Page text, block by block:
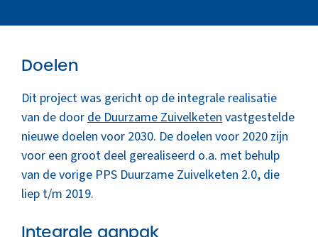
Doelen
Dit project was gericht op de integrale realisatie
van de doorde Duurzame Zuivelketenvastgestelde
nieuwe doelen voor 2030. De doelen voor 2020 zijn
voor een groot deel gerealiseerd o.a. met behulp
van de vorige PPS Duurzame Zuivelketen 2.0, die
liep t/m 2019.
Integrale aanpak